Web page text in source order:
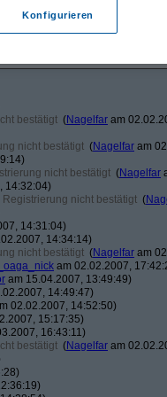
bestätigt (Nagelfar am
nicht bestätigt (Nagelfar am
nicht bestätigt (Nagelfar
14:32:04)
nicht bestätigt (
14:31:04)
14:34:14)
nicht bestätigt (Nagelfar am
am 02.02.2007,
am 15.04.2007, 13:49:49)
14:49:47)
02.02.2007, 14:52:50)
15:17:35)
16:43:11)
bestätigt (Nagelfar am
Konfigurieren